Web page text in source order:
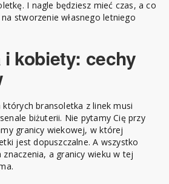
I nagle będziesz mieć czas, a co
stworzenie własnego letniego
i kobiety: cechy
bransoletka z linek musi
biżuterii. Nie pytamy Cię przy
granicy wiekowej, w której
jest dopuszczalne. A wszystko
a granicy wieku w tej